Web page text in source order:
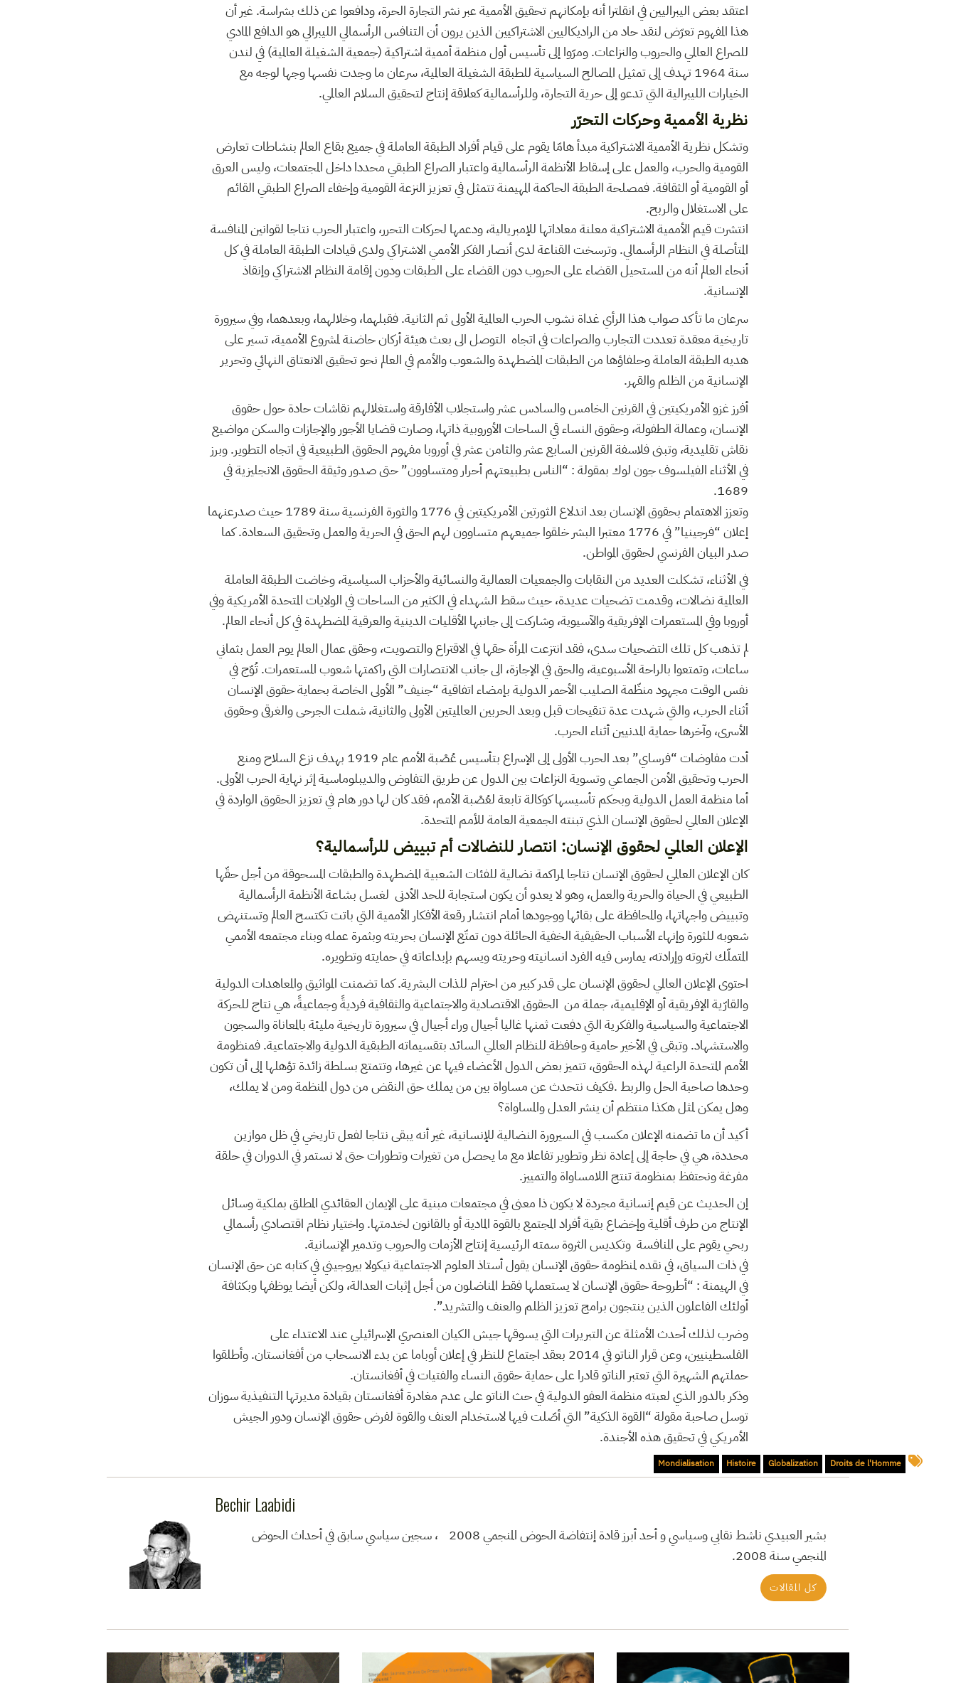
اعتقد بعض اليبراليين في انقلترا أنه بإمكانهم تحقيق الأممية عبر نشر التجارة الحرة، ودافعوا عن ذلك بشراسة. غير أن
هذا المفهوم تعرّض لنقد حاد من الراديكاليين الاشتراكيين الذين يرون أن التنافس الرأسمالي الليبرالي هو الدافع المادي
للصراع العالمي والحروب والنزاعات. ومرّوا إلى تأسيس أول منظمة أممية اشتراكية (جمعية الشغيلة العالمية) في لندن
سنة 1964 تهدف إلى تمثيل المصالح السياسية للطبقة الشغيلة العالمية، سرعان ما وجدت نفسها وجها لوجه مع
الخيارات الليبرالية التي تدعو إلى حرية التجارة، وللرأسمالية كعلاقة إنتاج لتحقيق السلام العالمي.
نظرية الأممية وحركات التحرّر
وتشكل نظرية الأممية الاشتراكية مبدأ هامّا يقوم على قيام أفراد الطبقة العاملة في جميع بقاع العالم بنشاطات تعارض
القومية والحرب، والعمل على إسقاط الأنظمة الرأسمالية واعتبار الصراع الطبقي محددا داخل المجتمعات، وليس العرق
أو القومية أو الثقافة. فمصلحة الطبقة الحاكمة المهيمنة تتمثل في تعزيز النزعة القومية وإخفاء الصراع الطبقي القائم
على الاستغلال والربح.
انتشرت قيم الأممية الاشتراكية معلنة معاداتها للإمبريالية، ودعمها لحركات التحرر، واعتبار الحرب نتاجا لقوانين المنافسة
المتأصلة في النظام الرأسمالي. وترسخت القناعة لدى أنصار الفكر الأممي الاشتراكي ولدى قيادات الطبقة العاملة في كل
أنحاء العالم أنه من المستحيل القضاء على الحروب دون القضاء على الطبقات ودون إقامة النظام الاشتراكي وإنقاذ
الإنسانية.
سرعان ما تأكد صواب هذا الرأي غداة نشوب الحرب العالمية الأولى ثم الثانية. فقبلهما، وخلالهما، وبعدهما، وفي سيرورة
تاريخية معقدة تعددت التجارب والصراعات في اتجاه التوصل الى بعث هيئة أركان حاضنة لمشروع الأممية، تسير على
هديه الطبقة العاملة وحلفاؤها من الطبقات المضطهدة والشعوب والأمم في العالم نحو تحقيق الانعتاق النهائي وتحرير
الإنسانية من الظلم والقهر.
أفرز غزو الأمريكيتين في القرنين الخامس والسادس عشر واستجلاب الأفارقة واستغلالهم نقاشات حادة حول حقوق
الإنسان، وعمالة الطفولة، وحقوق النساء قي الساحات الأوروبية ذاتها، وصارت قضايا الأجور والإجازات والسكن مواضيع
نقاش تقليدية، وتبنى فلاسفة القرنين السابع عشر والثامن عشر في أوروبا مفهوم الحقوق الطبيعية في اتجاه التطوير. وبرز
في الأثناء الفيلسوف جون لوك بمقولة : “الناس بطبيعتهم أحرار ومتساوون” حتى صدور وثيقة الحقوق الانجليزية في
1689.
وتعزز الاهتمام بحقوق الإنسان بعد اندلاع الثورتين الأمريكيتين في 1776 والثورة الفرنسية سنة 1789 حيث صدرعنهما
إعلان “فرجينيا” في 1776 معتبرا البشر خلقوا جميعهم متساوون لهم الحق في الحرية والعمل وتحقيق السعادة. كما
صدر البيان الفرنسي لحقوق المواطن.
في الأثناء، تشكلت العديد من النقابات والجمعيات العمالية والنسائية والأحزاب السياسية، وخاضت الطبقة العاملة
العالمية نضالات، وقدمت تضحيات عديدة، حيث سقط الشهداء في الكثير من الساحات في الولايات المتحدة الأمريكية وفي
أوروبا وفي المستعمرات الإفريقية والآسيوية، وشاركت إلى جانبها الأقليات الدينية والعرقية المضطهدة في كل أنحاء العالم.
لم تذهب كل تلك التضحيات سدى، فقد انتزعت المرأة حقها في الاقتراع والتصويت، وحقق عمال العالم يوم العمل بثماني
ساعات، وتمتعوا بالراحة الأسبوعية، والحق في الإجازة، الى جانب الانتصارات التي راكمتها شعوب المستعمرات. تُوّج في
نفس الوقت مجهود منظّمة الصليب الأحمر الدولية بإمضاء اتفاقية “جنيف” الأولى الخاصة بحماية حقوق الإنسان
أثناء الحرب، والتي شهدت عدة تنقيحات قبل وبعد الحربين العالميتين الأولى والثانية، شملت الجرحى والغرقى وحقوق
الأسرى، وآخرها حماية المدنيين أثناء الحرب.
أدت مفاوضات “فرساي” بعد الحرب الأولى إلى الإسراع بتأسيس عُصْبة الأمم عام 1919 بهدف نزع السلاح ومنع
الحرب وتحقيق الأمن الجماعي وتسوية النزاعات بين الدول عن طريق التفاوض والديبلوماسية إثر نهاية الحرب الأولى.
أما منظمة العمل الدولية وبحكم تأسيسها كوكالة تابعة لعُصْبة الأمم، فقد كان لها دور هام في تعزيز الحقوق الواردة في
الإعلان العالمي لحقوق الإنسان الذي تبنته الجمعية العامة للأمم المتحدة.
الإعلان العالمي لحقوق الإنسان: انتصار للنضالات أم تبييض للرأسمالية؟
كان الإعلان العالمي لحقوق الإنسان نتاجا لمراكمة نضالية للفئات الشعبية المضطهدة والطبقات المسحوقة من أجل حقّها
الطبيعي في الحياة والحرية والعمل، وهو لا يعدو أن يكون استجابة للحد الأدنى لغسل بشاعة الأنظمة الرأسمالية
وتبييض واجهاتها، والمحافظة على بقائها ووجودها أمام انتشار رقعة الأفكار الأممية التي باتت تكتسح العالم وتستنهض
شعوبه للثورة وإنهاء الأسباب الحقيقية الخفية الحائلة دون تمتّع الإنسان بحريته وبثمرة عمله وبناء مجتمعه الأممي
المتملّك لثروته وإرادته، يمارس فيه الفرد انسانيته وحريته ويسهم بإبداعاته في حمايته وتطويره.
احتوى الإعلان العالمي لحقوق الإنسان على قدر كبير من احترام للذات البشرية. كما تضمنت المواثيق والمعاهدات الدولية
والقارّية الإفريقية أو الإقليمية، جملة من الحقوق الاقتصادية والاجتماعية والثقافية فرديةً وجماعيةً، هي نتاج للحركة
الاجتماعية والسياسية والفكرية التي دفعت ثمنها غاليا أجيال وراء أجيال في سيرورة تاريخية مليئة بالمعاناة والسجون
والاستشهاد. وتبقى في الأخير حامية وحافظة للنظام العالمي السائد بتقسيماته الطبقية الدولية والاجتماعية. فمنظومة
الأمم المتحدة الراعية لهذه الحقوق، تتميز بعض الدول الأعضاء فيها عن غيرها، وتتمتع بسلطة زائدة تؤهلها إلى أن تكون
وحدها صاحبة الحل والربط .فكيف نتحدث عن مساواة بين من يملك حق النقض من دول المنظمة ومن لا يملك،
وهل يمكن لمثل هكذا منتظم أن ينشر العدل والمساواة؟
أكيد أن ما تضمنه الإعلان مكسب في السيرورة النضالية للإنسانية، غير أنه يبقى نتاجا لفعل تاريخي في ظل موازين
محددة، هي في حاجة إلى إعادة نظر وتطوير تفاعلا مع ما يحصل من تغيرات وتطورات حتى لا نستمر في الدوران في حلقة
مفرغة ونحتفظ بمنظومة تنتج اللامساواة والتمييز.
إن الحديث عن قيم إنسانية مجردة لا يكون ذا معنى في مجتمعات مبنية على الإيمان العقائدي المطلق بملكية وسائل
الإنتاج من طرف أقلية وإخضاع بقية أفراد المجتمع بالقوة المادية أو بالقانون لخدمتها. واختيار نظام اقتصادي رأسمالي
ربحي يقوم على المنافسة وتكديس الثروة سمته الرئيسية إنتاج الأزمات والحروب وتدمير الإنسانية.
في ذات السياق، في نقده لمنظومة حقوق الإنسان يقول أستاذ العلوم الاجتماعية نيكولا بيروجيني في كتابه عن حق الإنسان
في الهيمنة : “أطروحة حقوق الإنسان لا يستعملها فقط المناضلون من أجل إثبات العدالة، ولكن أيضا يوظفها وبكثافة
أولئك الفاعلون الذين ينتجون برامج تعزيز الظلم والعنف والتشريد”.
وضرب لذلك أحدث الأمثلة عن التبريرات التي يسوقها جيش الكيان العنصري الإسرائيلي عند الاعتداء على
الفلسطينيين، وعن قرار الناتو في 2014 بعقد اجتماع للنظر في إعلان أوباما عن بدء الانسحاب من أفغانستان. وأطلقوا
حملتهم الشهيرة التي تعتبر الناتو قادرا على حماية حقوق النساء والفتيات في أفغانستان.
وذكر بالدور الذي لعبته منظمة العفو الدولية في حث الناتو على عدم مغادرة أفغانستان بقيادة مديرتها التنفيذية سوزان
توسل صاحبة مقولة “القوة الذكية” التي أصّلت فيها لاستخدام العنف والقوة لفرض حقوق الإنسان ودور الجيش
الأمريكي في تحقيق هذه الأجندة.
Droits de l'Homme
Globalization
Histoire
Mondialisation
Bechir Laabidi
بشير العبيدي ناشط نقابي وسياسي و أحد أبرز قادة إنتفاضة الحوض المنجمي 2008 ، سجين سياسي سابق في أحداث الحوض
المنجمي سنة 2008.
كل المقالات